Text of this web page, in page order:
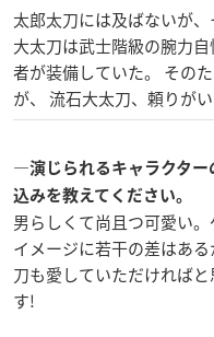
太郎太刀には及ばないが
大太刀は武士階級の腕力
者が装備していた。 その
が、 流石大太刀、頼りがい
―演じられるキャラクター
込みを教えてください。
男らしくて尚且つ可愛い
イメージに若干の差はあ
刀も愛していただければ
す!